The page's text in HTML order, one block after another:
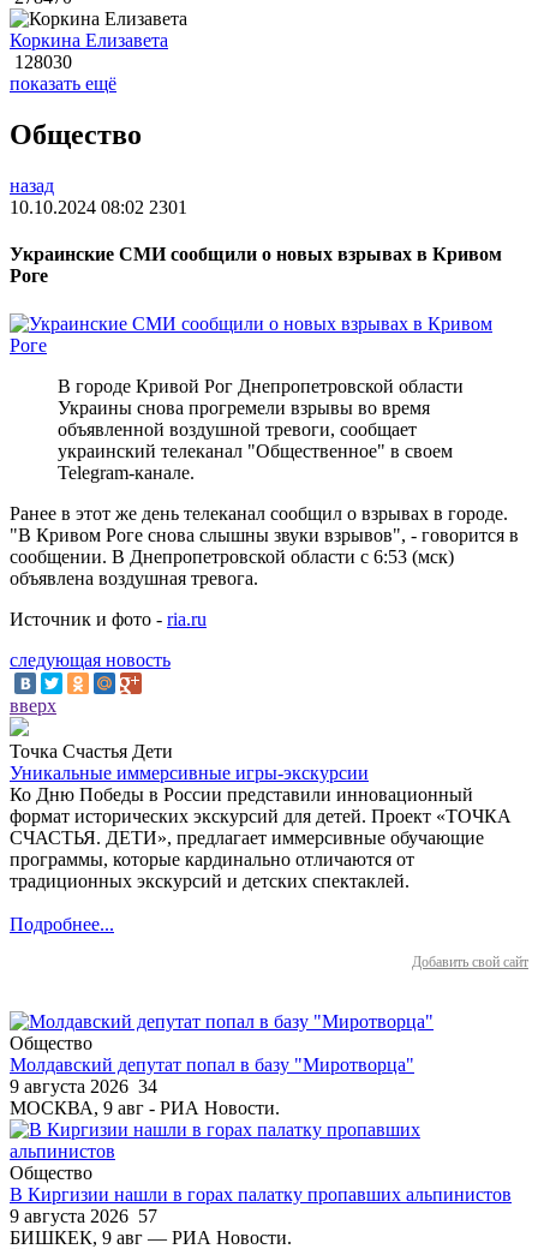
Коркина Елизавета
128030
показать ещё
Общество
назад
10.10.2024 08:02 2301
Украинские СМИ сообщили о новых взрывах в Кривом
Роге
В городе Кривой Рог Днепропетровской области
Украины снова прогремели взрывы во время
объявленной воздушной тревоги, сообщает
украинский телеканал "Общественное" в своем
Telegram-канале.
Ранее в этот же день телеканал сообщил о взрывах в городе.
"В Кривом Роге снова слышны звуки взрывов", - говорится в
сообщении. В Днепропетровской области с 6:53 (мск)
объявлена воздушная тревога.
Источник и фото - ria.ru
следующая новость
вверх
Точка Счастья Дети
Уникальные иммерсивные игры-экскурсии
Ко Дню Победы в России представили инновационный
формат исторических экскурсий для детей. Проект «ТОЧКА
СЧАСТЬЯ. ДЕТИ», предлагает иммерсивные обучающие
программы, которые кардинально отличаются от
традиционных экскурсий и детских спектаклей.
Подробнее...
Добавить свой сайт
Общество
Молдавский депутат попал в базу "Миротворца"
9 августа 2026 34
МОСКВА, 9 авг - РИА Новости.
Общество
В Киргизии нашли в горах палатку пропавших альпинистов
9 августа 2026 57
БИШКЕК, 9 авг — РИА Новости.